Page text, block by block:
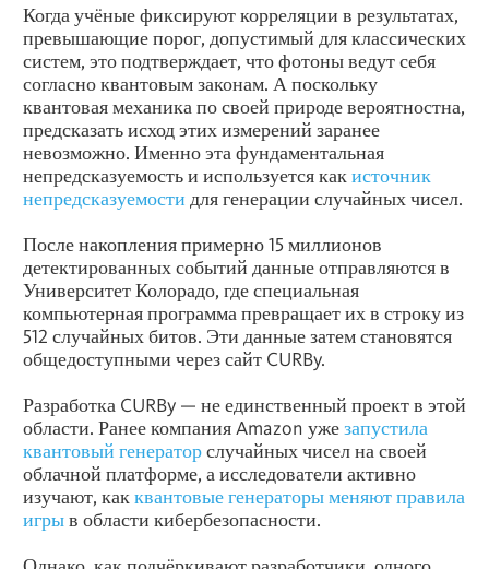
Когда учёные фиксируют корреляции в результатах,
превышающие порог, допустимый для классических
систем, это подтверждает, что фотоны ведут себя
согласно квантовым законам. А поскольку
квантовая механика по своей природе вероятностна,
предсказать исход этих измерений заранее
невозможно. Именно эта фундаментальная
непредсказуемость и используется какисточник
непредсказуемости для генерации случайных чисел.
После накопления примерно 15 миллионов
детектированных событий данные отправляются в
Университет Колорадо, где специальная
компьютерная программа превращает их в строку из
512 случайных битов. Эти данные затем становятся
общедоступными через сайт CURBy.
Разработка CURBy — не единственный проект в этой
области. Ранее компания Amazon уже запустила
квантовый генераторслучайных чисел на своей
облачной платформе, а исследователи активно
изучают, какквантовые генераторы меняют правила
игрыв области кибербезопасности.